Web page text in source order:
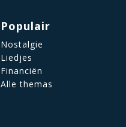
Populair
Nostalgie
Liedjes
Financiën
Alle themas